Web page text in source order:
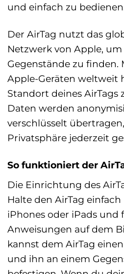
und einfach zu
Der AirTag nutzt das
Netzwerk von Apple,
Gegenstände zu finden.
Apple-Geräten weltweit
Standort deines AirTags
Daten werden
verschlüsselt
Privatsphäre jederzeit
So funktioniert der
Die Einrichtung des
Halte den AirTag
iPhones oder iPads und
Anweisungen auf dem
kannst dem AirTag
und ihn an einem